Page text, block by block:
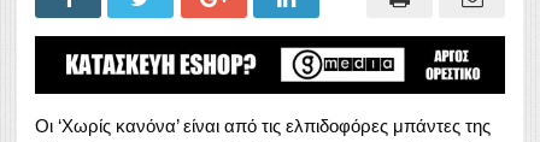
Οι ‘Χωρίς κανόνα’ είναι από τις ελπιδοφόρες μπάντες της